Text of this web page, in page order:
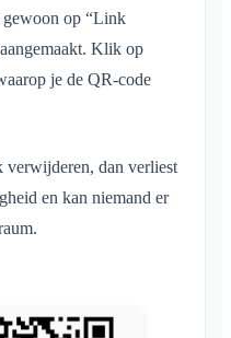
gewoon op “Link
Klik op
je de QR-code
dan verliest
en kan niemand er